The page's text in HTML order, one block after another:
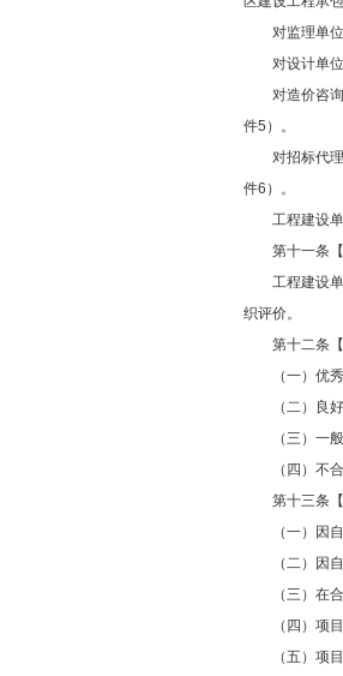
对监理单位
对设计单位
对造价咨询
件5）。
对招标代理
件6）。
工程建设单
第十一条【
工程建设单
织评价。
第十二条【
（一）优秀
（二）良好
（三）一般
（四）不合
第十三条【不
（一）因自
（二）因自
（三）在合
（四）项目
（五）项目